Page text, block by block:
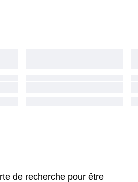
de recherche pour être